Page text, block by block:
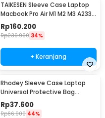
TAIKESEN Sleeve Case Laptop
Macbook Pro Air M1 M2 M3 A2337
A2338 13 Inch - PW42
Rp160.200
Rp239.900 34%
+ Keranjang
Rhodey Sleeve Case Laptop
Universal Protective Bag
Neoprene with Pouch 14 Inch -
AK03
Rp37.600
Rp66.900 44%